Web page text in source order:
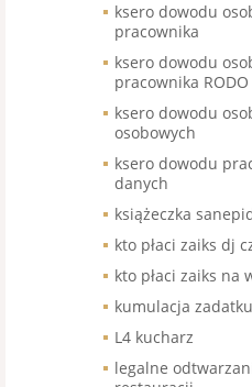
ksero dowodu
pracownika
ksero dowodu
pracownika RODO
ksero dowodu
osobowych
ksero dowodu
danych
książeczka
kto płaci zaiks dj
kto płaci zaiks na
kumulacja
L4 kucharz
legalne